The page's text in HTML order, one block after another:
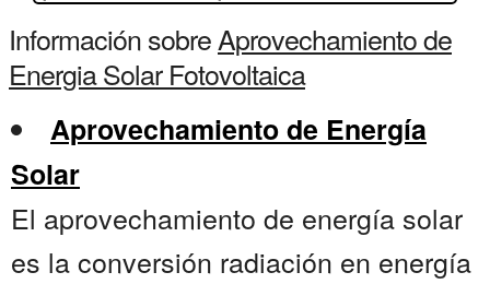
Información sobreAprovechamiento de
Energia Solar Fotovoltaica
Aprovechamiento de Energía
Solar
El aprovechamiento de energía solar
es la conversión radiación en energía